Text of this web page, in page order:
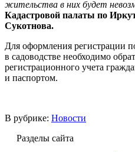
жительства в них будет
Кадастровой палаты по
Сукотнова.
Для оформления регистрации
в садоводстве необходимо
регистрационного учета
и паспортом.
В рубрике: Новости
Разделы сайта